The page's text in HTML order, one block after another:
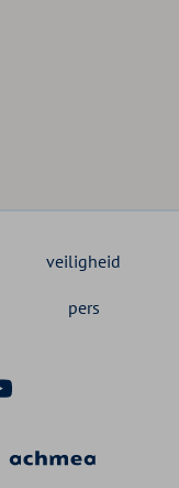
veiligheid
pers